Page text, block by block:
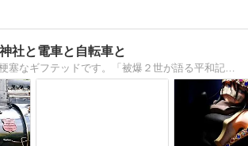
社と電車と自転車と
メニエルで心筋梗塞なギフテッドです。「被爆２世が語る平和記念日と世界史」のためのブログなのですが、それでは年に数日の更新に陥ってしまうので。日頃は鉄道や日記で雑談をUPしつつ、気分がノッてる日には郷土史や歴史関係をユルく語っています。